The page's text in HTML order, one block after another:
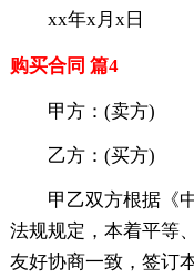
xx年x月x日
购买合同 篇4
甲方：(卖方)
乙方：(买方)
甲乙双方根据《
法规规定，本着平等
友好协商一致，签订